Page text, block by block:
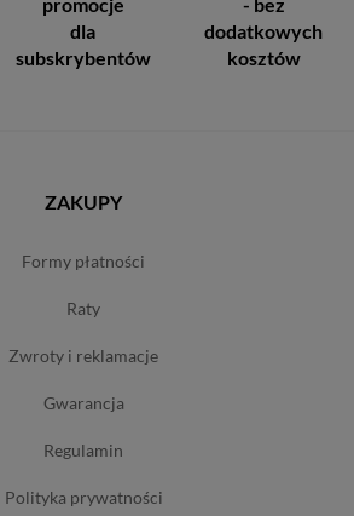
dla
subskrybentów
dodatkowych
kosztów
ZAKUPY
formy płatności
raty
zwroty i reklamacje
gwarancja
regulamin
polityka prywatności